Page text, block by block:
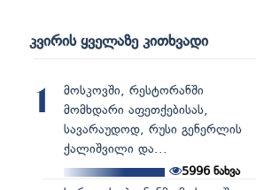
კვირის ყველაზე კითხვადი
1
მოსკოვში, რესტორანში
მომხდარი აფეთქებისას,
სავარაუდოდ, რუსი გენერლის
ქალიშვილი და...
5996ნახვა